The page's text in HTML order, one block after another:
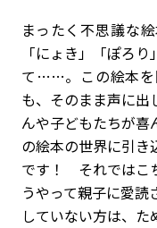
まったく不思議な
「にょき」「ぽろ
て……。この絵本を
も、そのまま声に出
んや子どもたちが喜
の絵本の世界に引き
です！ それではこ
うやって親子に愛
していない方は、た